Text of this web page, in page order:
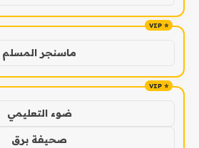
ماسنجر المسلم
ضوء التعليمي
صحيفة برق